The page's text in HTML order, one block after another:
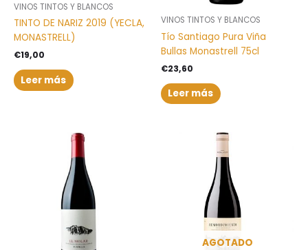
VINOS TINTOS Y BLANCOS
TINTO DE NARIZ 2019 (YECLA,
MONASTRELL)
€19,00
Leer más
VINOS TINTOS Y BLANCOS
Tío Santiago Pura Viña
Bullas Monastrell 75cl
€23,60
Leer más
AGOTADO